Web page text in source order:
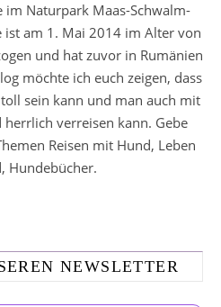
im Naturpark Maas-Schwalm-
ist am 1. Mai 2014 im Alter von
und hat zuvor in Rumänien
möchte ich euch zeigen, dass
sein kann und man auch mit
verreisen kann. Gebe
Reisen mit Hund, Leben
Hundebücher.
NEWSLETTER